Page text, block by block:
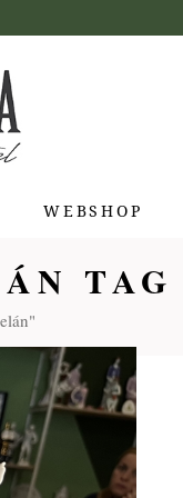
WEBSHOP
TAG